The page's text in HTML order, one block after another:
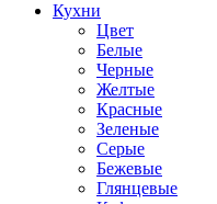
Кухни
Цвет
Белые
Черные
Желтые
Красные
Зеленые
Серые
Бежевые
Глянцевые